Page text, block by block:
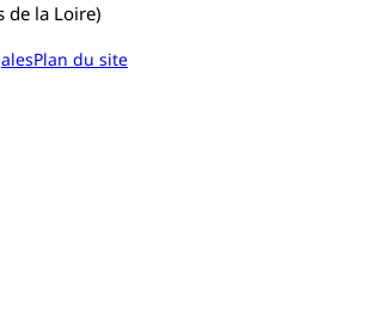
de la Loire)
Plan du site